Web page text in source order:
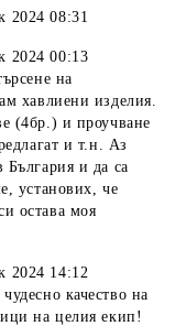
2024 08:31
2024 00:13
на
хавлиени изделия.
(4бр.) и проучване
и т.н. Аз
България и да са
установих, че
остава моя
2024 14:12
качество на
на целия екип!